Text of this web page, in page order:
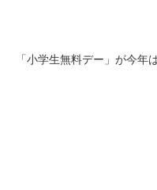
「小学生無料デー」が今年